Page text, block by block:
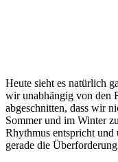
Heute sieht es natürlich
wir unabhängig von den
abgeschnitten, dass wir
Sommer und im Winter
Rhythmus entspricht und
gerade die